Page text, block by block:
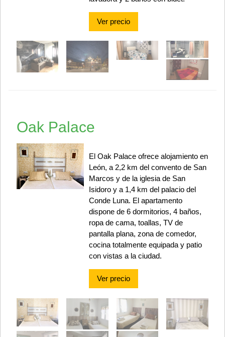
Ver precio
Oak Palace
El Oak Palace ofrece alojamiento en
León, a 2,2 km del convento de San
Marcos y de la iglesia de San
Isidoro y a 1,4 km del palacio del
Conde Luna. El apartamento
dispone de 6 dormitorios, 4 baños,
ropa de cama, toallas, TV de
pantalla plana, zona de comedor,
cocina totalmente equipada y patio
con vistas a la ciudad.
Ver precio